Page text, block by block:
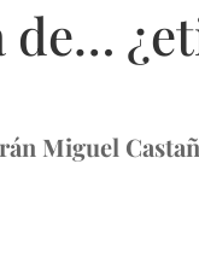
de…
Miguel